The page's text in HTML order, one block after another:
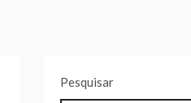
Pesquisar